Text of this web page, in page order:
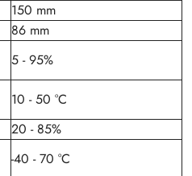
150 mm
86 mm
5 - 95%
10 - 50 °C
20 - 85%
-40 - 70 °C